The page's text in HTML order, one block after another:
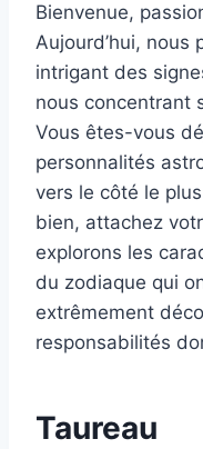
Bienvenue,
Aujourd’hui, nous
intrigant des
nous concentrant
Vous êtes-vous
personnalités
vers le côté le
bien, attachez
explorons les
du zodiaque qui
extrêmement
responsabilités
Taureau